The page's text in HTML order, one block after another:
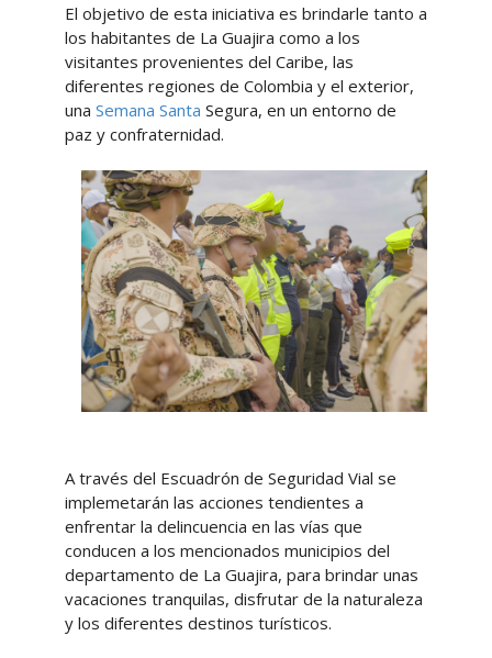
El objetivo de esta iniciativa es brindarle tanto a
los habitantes de La Guajira como a los
visitantes provenientes del Caribe, las
diferentes regiones de Colombia y el exterior,
una Semana Santa Segura, en un entorno de
paz y confraternidad.
A través del Escuadrón de Seguridad Vial se
implemetarán las acciones tendientes a
enfrentar la delincuencia en las vías que
conducen a los mencionados municipios del
departamento de La Guajira, para brindar unas
vacaciones tranquilas, disfrutar de la naturaleza
y los diferentes destinos turísticos.